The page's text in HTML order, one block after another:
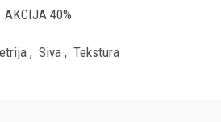
AKCIJA 40%
, Siva , Tekstura